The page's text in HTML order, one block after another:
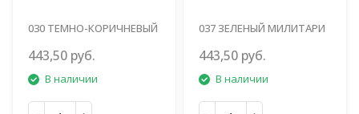
030 ТЕМНО-КОРИЧНЕВЫЙ
443,50 руб.
В наличии
037 ЗЕЛЕНЫЙ МИЛИТАРИ
443,50 руб.
В наличии